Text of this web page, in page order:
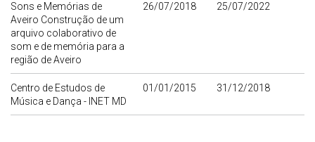
Sons e Memórias de
Aveiro Construção de um
arquivo colaborativo de
som e de memória para a
região de Aveiro
26/07/2018 25/07/2022
Centro de Estudos de
Música e Dança - INET MD
01/01/2015 31/12/2018